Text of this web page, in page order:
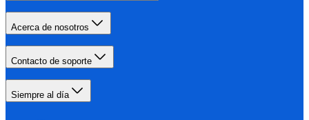
Acerca de nosotros
Contacto de soporte
Siempre al día